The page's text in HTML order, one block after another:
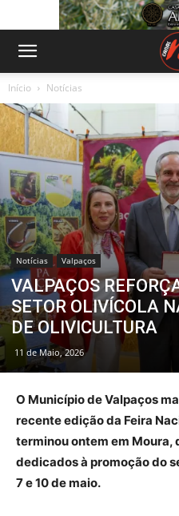
Início Notícias
Notícias Valpaços
VALPAÇOS
SETOR OLIVÍCOLA
DE OLIVICULTURA
11 de Maio, 2026
O Município de Valpaços
recente edição da Feira
terminou ontem em Moura,
dedicados à promoção do
7 e 10 de maio.